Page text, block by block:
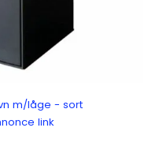
m/låge - sort
link